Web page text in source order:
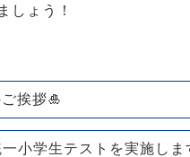
しょう！
挨拶🎍
小学生テストを実施しま